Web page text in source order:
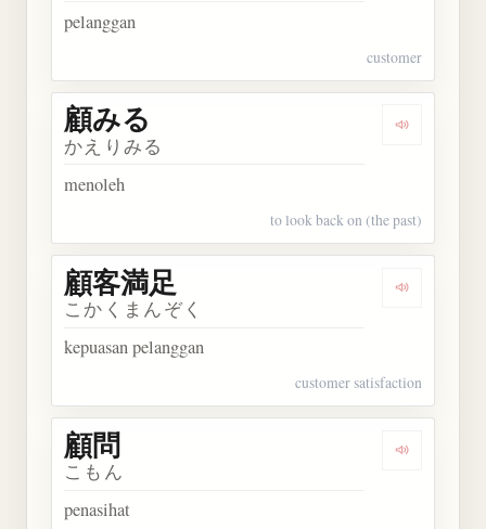
pelanggan
customer
Dengarkan
顧みる
かえりみる
menoleh
to look back on (the past)
Dengarkan
顧客満足
こかくまんぞく
kepuasan pelanggan
customer satisfaction
Dengarkan
顧問
こもん
penasihat